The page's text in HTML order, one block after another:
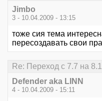
Jimbo
3 - 10.04.2009 - 13:15
тоже сия тема
пересоздавать свои
Re: Переход с 7.7 на
Defender aka LINN
4 - 10.04.2009 - 15:11